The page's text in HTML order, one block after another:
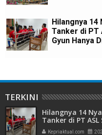
Hilangnya 14
Tanker di PT
Gyun Hanya
TERKINI
Hilangnya 14
Tanker di PT
Hanya Dituntut 1
Kepriaktual.com